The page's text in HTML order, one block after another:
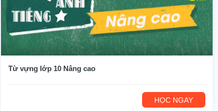
Từ vựng lớp 10 Nâng cao
HỌC NGAY